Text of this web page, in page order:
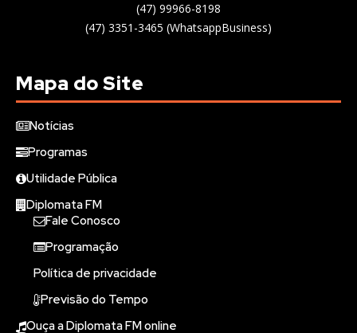
(47) 99966-8198
(47) 3351-3465 (WhatsappBusiness)
Mapa do Site
Notícias
Programas
Utilidade Pública
Diplomata FM
Fale Conosco
Programação
Política de privacidade
Previsão do Tempo
Ouça a Diplomata FM online